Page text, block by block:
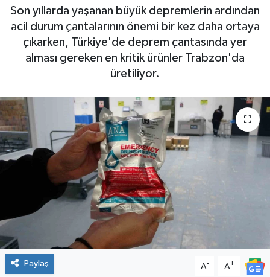
Son yıllarda yaşanan büyük depremlerin ardından
acil durum çantalarının önemi bir kez daha ortaya
çıkarken, Türkiye'de deprem çantasında yer
alması gereken en kritik ürünler Trabzon'da
üretiliyor.
Paylaş A- A+
EĞİTİM
YAŞAM
RESMİ İLANLAR
KÜLTÜR
TURİZM
MAGAZİN
VEFAT
Son Dakika Haberleri
Haber Arşivi